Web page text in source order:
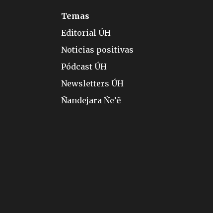
Temas
Editorial ÚH
Noticias positivas
Pódcast ÚH
Newsletters ÚH
Ñandejara Ñe’ẽ